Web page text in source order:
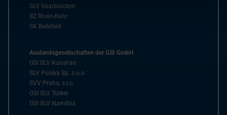
SLV Saarbrücken
BZ Rhein-Ruhr
SK Bielefeld
Auslandsgesellschaften der GSI GmbH
GSI SLV Kunshan
SLV Polska Sp. z.o.o
SVV Praha, s.r.o.
GSI SLV Türkei
GSI SLV Namibia